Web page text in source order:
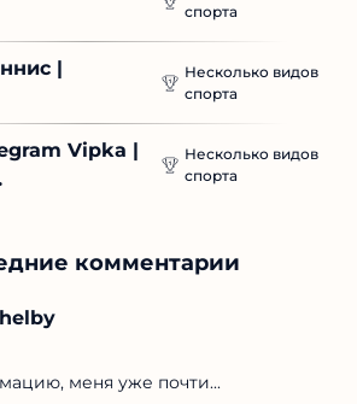
спорта
|
Несколько видов
спорта
Vipka |
Несколько видов
спорта
комментарии
меня уже почти...